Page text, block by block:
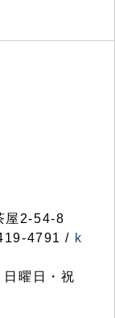
屋2-54-8
4791 / k
曜日・祝